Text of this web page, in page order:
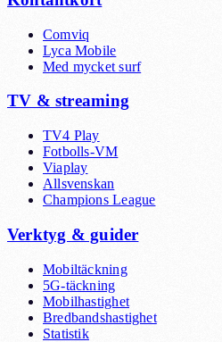
Comviq
Lyca Mobile
Med mycket surf
TV & streaming
TV4 Play
Fotbolls-VM
Viaplay
Allsvenskan
Champions League
Verktyg & guider
Mobiltäckning
5G-täckning
Mobilhastighet
Bredbandshastighet
Statistik